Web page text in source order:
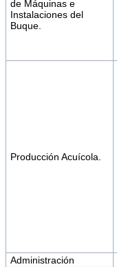
de Máquinas e
Instalaciones del
Buque.
Producción Acuícola.
Administración